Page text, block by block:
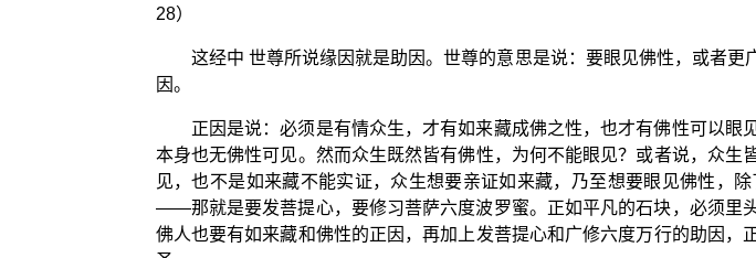
28）
这经中 世尊所说缘因就是助因。世尊的意思是说：要眼见佛性，或者
因。
正因是说：必须是有情众生，才有如来藏成佛之性，也才有佛性可以
本身也无佛性可见。然而众生既然皆有佛性，为何不能眼见？或者说，众
见，也不是如来藏不能实证，众生想要亲证如来藏，乃至想要眼见佛性，
——那就是要发菩提心，要修习菩萨六度波罗蜜。正如平凡的石块，必须里
佛人也要有如来藏和佛性的正因，再加上发菩提心和广修六度万行的助因